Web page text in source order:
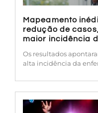
Mapeamento
redução de
maior incidência
Os resultados
alta incidência da